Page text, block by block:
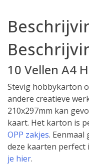
Wit
210x297mm
240g/m²
aantal
10 Vellen A4
Stevig hobbykarton
andere creatieve
210x297mm kan
kaart. Het karton is
OPP zakjes. Eenmaal
deze kaarten perfect
je hier.